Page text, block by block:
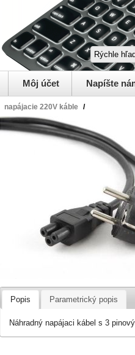
Môj účet Napíšte
napájacie 220V káble /
Popis Parametrický popis
Náhradný napájaci kábel s 3